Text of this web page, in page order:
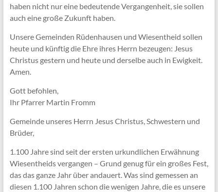
haben nicht nur eine bedeutende Vergangenheit, sie sollen
auch eine große Zukunft haben.
Unsere Gemeinden Rüdenhausen und Wiesentheid sollen
heute und künftig die Ehre ihres Herrn bezeugen: Jesus
Christus gestern und heute und derselbe auch in Ewigkeit.
Amen.
Gott befohlen,
Ihr Pfarrer Martin Fromm
Gemeinde unseres Herrn Jesus Christus, Schwestern und
Brüder,
1.100 Jahre sind seit der ersten urkundlichen Erwähnung
Wiesentheids vergangen – Grund genug für ein großes Fest,
das das ganze Jahr über andauert. Was sind gemessen an
diesen 1.100 Jahren schon die wenigen Jahre, die es unsere